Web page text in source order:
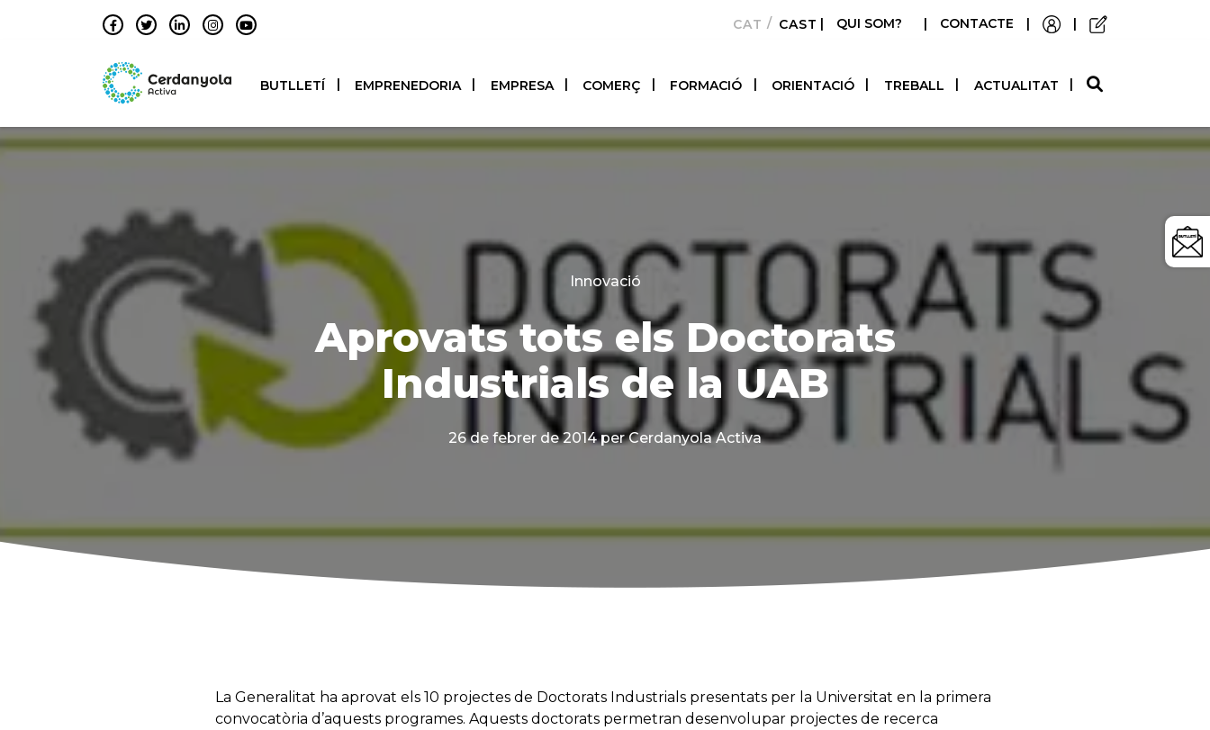
CATALÀCASTELLANO
| QUI SOM? | CONTACTE | |
BUTLLETÍ EMPRENEDORIA EMPRESA COMERÇ FORMACIÓ ORIENTACIÓ TREBALL ACTUALITAT
Categories
Innovació
Aprovats tots els Doctorats
Industrials de la UAB
26 de febrer de 2014 per Cerdanyola Activa
La Generalitat ha aprovat els 10 projectes de Doctorats Industrials presentats per la Universitat en la primera
convocatòria d’aquests programes. Aquests doctorats permetran desenvolupar projectes de recerca